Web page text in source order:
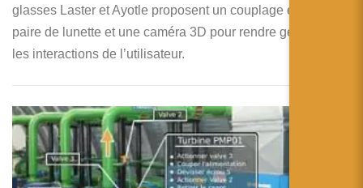
glasses Laster et Ayotle proposent un couplage entre une
paire de lunette et une caméra 3D pour rendre gestuelle
les interactions de l’utilisateur.